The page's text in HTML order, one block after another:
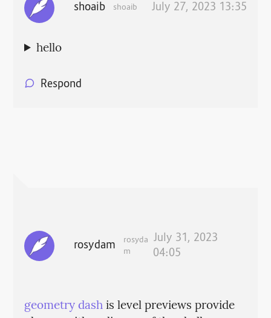
shoaib shoaib July 27, 2023 13:35
hello
Respond
rosydam
rosyda
m
July 31, 2023
04:05
geometry dashis level previews provide